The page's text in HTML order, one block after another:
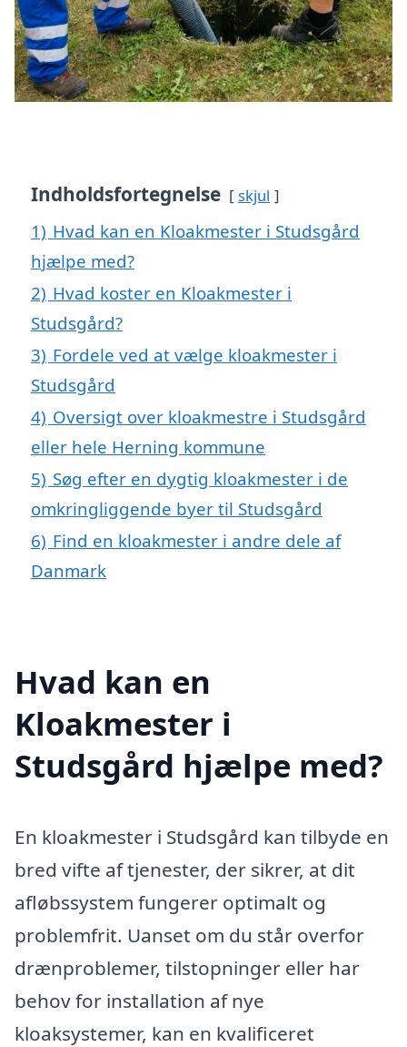
Indholdsfortegnelse skjul
1) Hvad kan en Kloakmester i Studsgård
hjælpe med?
2) Hvad koster en Kloakmester i
Studsgård?
3) Fordele ved at vælge kloakmester i
Studsgård
4) Oversigt over kloakmestre i Studsgård
eller hele Herning kommune
5) Søg efter en dygtig kloakmester i de
omkringliggende byer til Studsgård
6) Find en kloakmester i andre dele af
Danmark
Hvad kan en
Kloakmester i
Studsgård hjælpe med?
En kloakmester i Studsgård kan tilbyde en
bred vifte af tjenester, der sikrer, at dit
afløbssystem fungerer optimalt og
problemfrit. Uanset om du står overfor
drænproblemer, tilstopninger eller har
behov for installation af nye
kloaksystemer, kan en kvalificeret